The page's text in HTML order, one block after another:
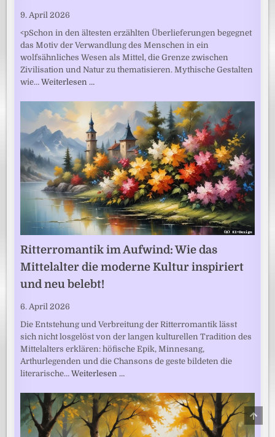
9. April 2026
<pSchon in den ältesten erzählten Überlieferungen begegnet
das Motiv der Verwandlung des Menschen in ein
wolfsähnliches Wesen als Mittel, die Grenze zwischen
Zivilisation und Natur zu thematisieren. Mythische Gestalten
wie…Weiterlesen …
Ritterromantik im Aufwind: Wie das
Mittelalter die moderne Kultur inspiriert
und neu belebt!
6. April 2026
Die Entstehung und Verbreitung der Ritterromantik lässt
sich nicht losgelöst von der langen kulturellen Tradition des
Mittelalters erklären: höfische Epik, Minnesang,
Arthurlegenden und die Chansons de geste bildeten die
literarische…Weiterlesen …
TO